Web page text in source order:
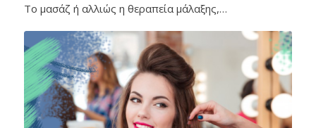
Το μασάζ ή αλλιώς η θεραπεία μάλαξης,…